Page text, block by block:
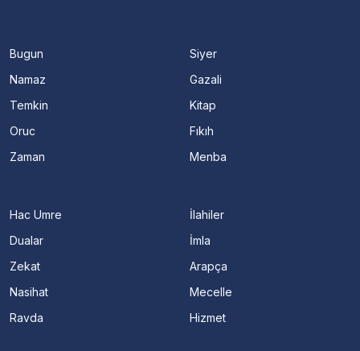
Bugun
Namaz
Temkin
Oruc
Zaman
Siyer
Gazali
Kitap
Fıkıh
Menba
Hac Umre
Dualar
Zekat
Nasihat
Ravda
İlahiler
İmla
Arapça
Mecelle
Hizmet